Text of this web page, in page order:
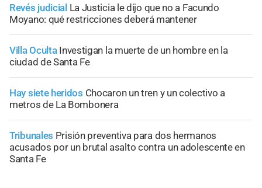
Revés judicial La Justicia le dijo que no a Facundo
Moyano: qué restricciones deberá mantener
Villa Oculta Investigan la muerte de un hombre en la
ciudad de Santa Fe
Hay siete heridos Chocaron un tren y un colectivo a
metros de La Bombonera
Tribunales Prisión preventiva para dos hermanos
acusados por un brutal asalto contra un adolescente en
Santa Fe